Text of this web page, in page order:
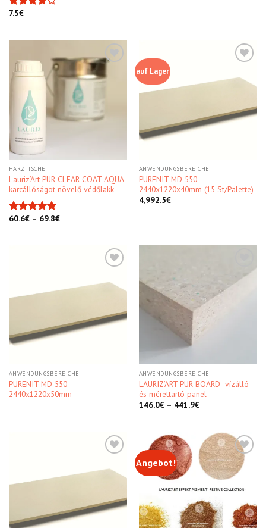
Bewertet
7.5€
Kedvencekhez
HARZTISCHE
Lauriz’Art PUR CLEAR COAT AQUA-
karcállóságot növelő védőlakk
Bewertet
60.6€– 69.8€
auf Lager
ANWENDUNGSBEREICHE
PURENIT MD 550 –
2440x1220x40mm (15 St/Palette)
4,992.5€
ANWENDUNGSBEREICHE
PURENIT MD 550 –
2440x1220x50mm
Kedvencekhez
ANWENDUNGSBEREICHE
LAURIZ’ART PUR BOARD- vízálló
és mérettartó panel
146.0€– 441.9€
Angebot!
Kedvencekhez